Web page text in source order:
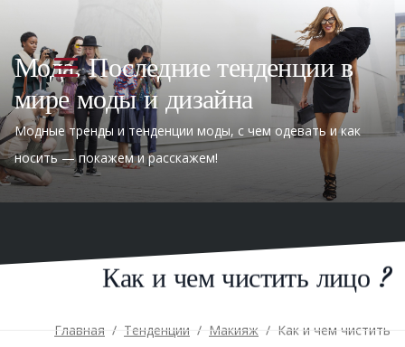
Мода. Последние тенденции в
мире моды и дизайна
Модные тренды и тенденции моды, с чем одевать и как
носить — покажем и расскажем!
Как и чем чистить лицо ?
Главная / Тенденции / Макияж / Как и чем чистить